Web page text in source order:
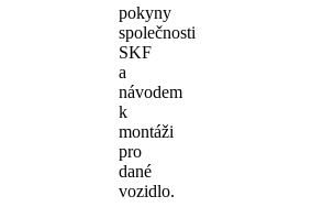
pokyny
společnosti
SKF
a
návodem
k
montáži
pro
dané
vozidlo.